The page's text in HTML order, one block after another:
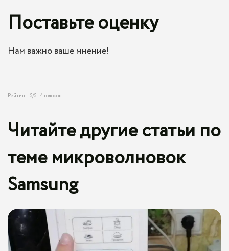
Поставьте оценку
Нам важно ваше мнение!
Рейтинг: 5/5 - 4 голосов
Читайте другие статьи по
теме микроволновок
Samsung